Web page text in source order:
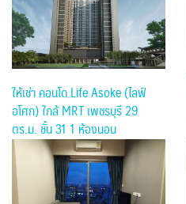
ให้เช่า คอนโด Life Asoke (ไลฟ์
อโศก) ใกล้ MRT เพชรบุรี 29
ตร.ม. ชั้น 31 1 ห้องนอน